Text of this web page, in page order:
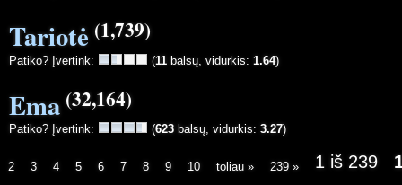
Tariotė (1,739)
Patiko? Įvertink: (11 balsų, vidurkis: 1.64)
Ema (32,164)
Patiko? Įvertink: (623 balsų, vidurkis: 3.27)
1 iš 239
2 3 4 5 6 7 8 9 10 toliau » 239 »